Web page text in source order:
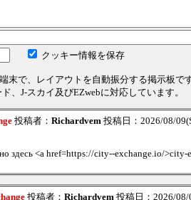
クッキー情報を保存
末で、レイアウトを自動振分する掲示板で
、J-スカイ及びEZwebに対応しています。
投稿者： Richardvem 投稿日：2026/08/
здесь <a href=https://city--exchange.io/>city-
投稿者： Richardvem 投稿日：2026/